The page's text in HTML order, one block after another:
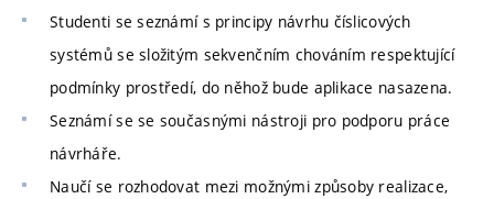
Studenti se seznámí s principy návrhu číslicových
systémů se složitým sekvenčním chováním respektující
podmínky prostředí, do něhož bude aplikace nasazena.
Seznámí se se současnými nástroji pro podporu práce
návrháře.
Naučí se rozhodovat mezi možnými způsoby realizace,